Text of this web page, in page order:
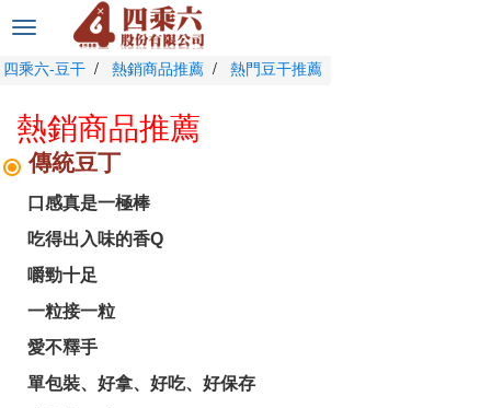
選
切
四乘六-豆干 熱銷商品推薦 熱門豆干推薦
熱銷商品推薦
傳統豆丁
口感真是一極棒
吃得出入味的香Q
嚼勁十足
一粒接一粒
愛不釋手
單包裝、好拿、好吃、好保存